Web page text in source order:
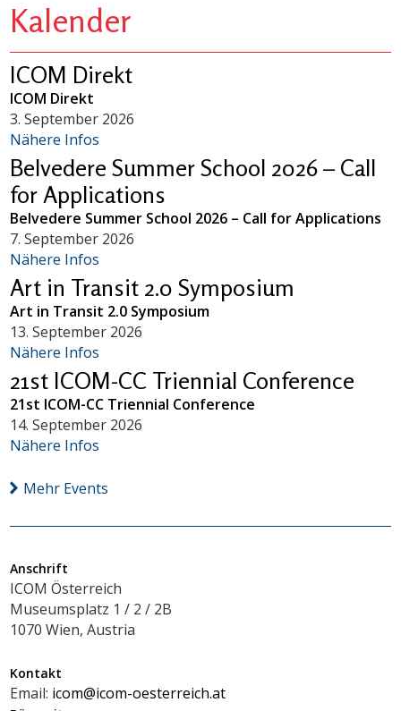
Kalender
ICOM Direkt
ICOM Direkt
3. September 2026
Nähere Infos
Belvedere Summer School 2026 – Call
for Applications
Belvedere Summer School 2026 – Call for Applications
7. September 2026
Nähere Infos
Art in Transit 2.0 Symposium
Art in Transit 2.0 Symposium
13. September 2026
Nähere Infos
21st ICOM-CC Triennial Conference
21st ICOM-CC Triennial Conference
14. September 2026
Nähere Infos
Mehr Events
Anschrift
ICOM Österreich
Museumsplatz 1 / 2 / 2B
1070 Wien, Austria
Kontakt
Email: icom@icom-oesterreich.at